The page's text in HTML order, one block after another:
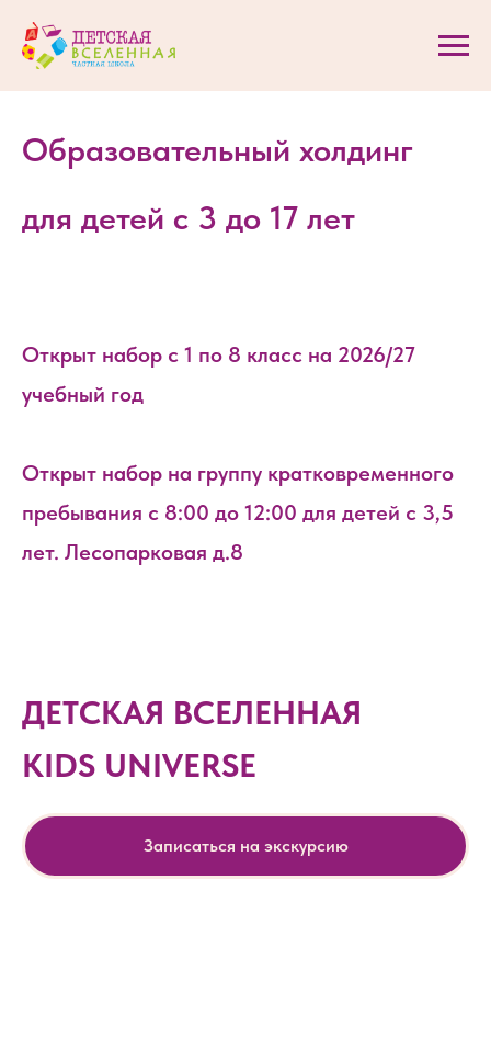
Образовательный холдинг
для детей с 3 до 17 лет
Открыт набор с 1 по 8 класс на 2026/27
учебный год
Открыт набор на группу кратковременного
пребывания с 8:00 до 12:00 для детей с 3,5
лет. Лесопарковая д.8
ДЕТСКАЯ ВСЕЛЕННАЯ
KIDS UNIVERSE
Записаться на экскурсию